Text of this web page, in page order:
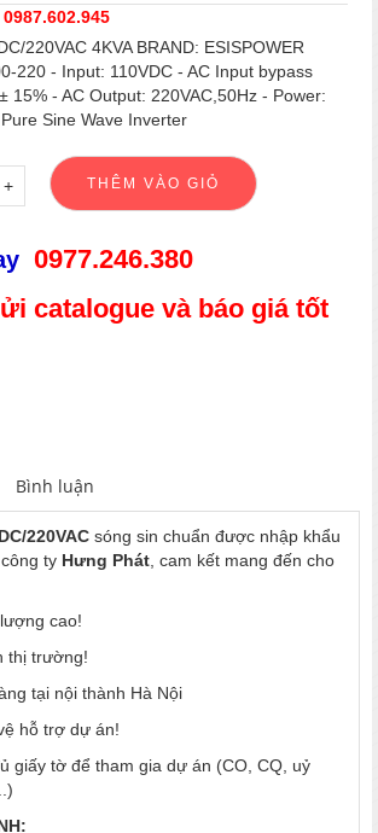
220VAC 4KVA BRAND: ESISPOWER
220 - Input: 110VDC - AC Input bypass
15% - AC Output: 220VAC,50Hz - Power:
Sine Wave Inverter
0977.246.380
catalogue và báo giá tốt
Bình luận
220VAC sóng sin chuẩn được nhập khẩu
ty Hưng Phát , cam kết mang đến cho
cao!
thị trường!
tại nội thành Hà Nội
hỗ trợ dự án!
giấy tờ để tham gia dự án (CO, CQ, uỷ